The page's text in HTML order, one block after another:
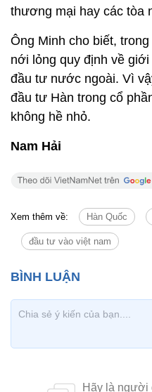
thương mại hay các tòa
Ông Minh cho biết,
nới lỏng quy định về
đầu tư nước ngoài. Vì
đầu tư Hàn trong cổ
không hề nhỏ.
Nam Hải
Xem thêm về: Hàn Quốc
đầu tư vào việt nam